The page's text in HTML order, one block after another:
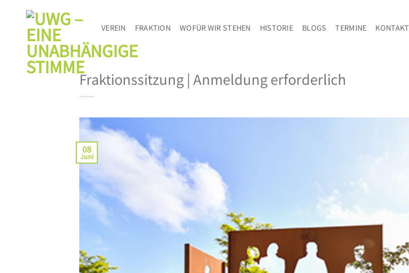
springen
VEREIN FRAKTION WOFÜR WIR STEHEN HISTORIE BLOGS TERMINE KONTAKT
Fraktionssitzung | Anmeldung erforderlich
08
Juni